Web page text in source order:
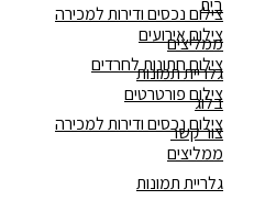
צילום נכסים ודירות למכירה
ממליצים
גלריית תמונות
בלוג
צור קשר
בית
צילום אירועים
צילום חתונות לחרדים
צילום פורטרטים
צילום נכסים ודירות למכירה
ממליצים
גלריית תמונות